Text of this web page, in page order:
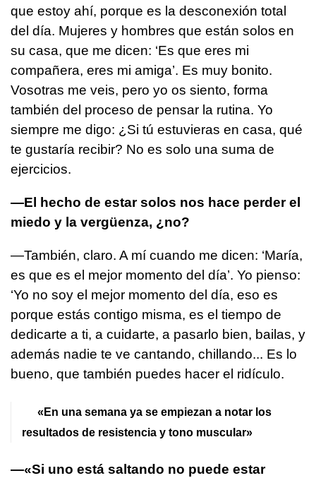
que estoy ahí, porque es la desconexión total
del día. Mujeres y hombres que están solos en
su casa, que me dicen: ‘Es que eres mi
compañera, eres mi amiga’. Es muy bonito.
Vosotras me veis, pero yo os siento, forma
también del proceso de pensar la rutina. Yo
siempre me digo: ¿Si tú estuvieras en casa, qué
te gustaría recibir? No es solo una suma de
ejercicios.
—El hecho de estar solos nos hace perder el
miedo y la vergüenza, ¿no?
—También, claro. A mí cuando me dicen: ‘María,
es que es el mejor momento del día’. Yo pienso:
‘Yo no soy el mejor momento del día, eso es
porque estás contigo misma, es el tiempo de
dedicarte a ti, a cuidarte, a pasarlo bien, bailas, y
además nadie te ve cantando, chillando... Es lo
bueno, que también puedes hacer el ridículo.
«En una semana ya se empiezan a notar los
resultados de resistencia y tono muscular»
—«Si uno está saltando no puede estar